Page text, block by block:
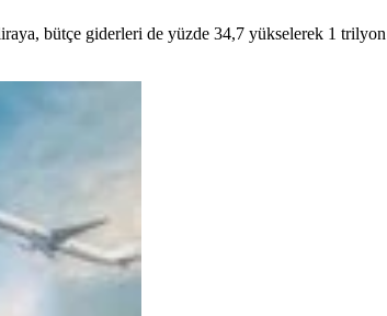
bütçe giderleri de yüzde 34,7 yükselerek 1 trilyon